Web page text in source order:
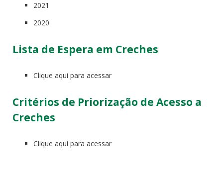
2021
2020
Lista de Espera em Creches
Clique aqui para acessar
Critérios de Priorização de Acesso a
Creches
Clique aqui para acessar